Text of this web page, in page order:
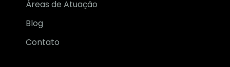
Áreas de Atuação
Blog
Contato